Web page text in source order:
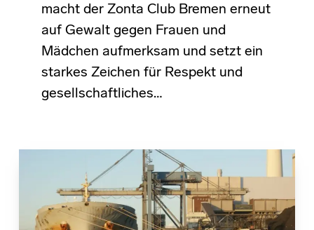
macht der Zonta Club Bremen erneut
auf Gewalt gegen Frauen und
Mädchen aufmerksam und setzt ein
starkes Zeichen für Respekt und
gesellschaftliches…